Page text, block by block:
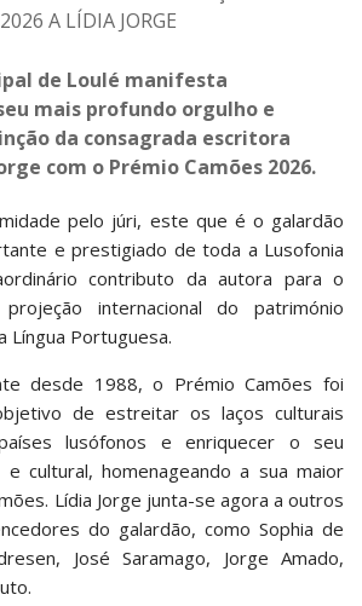
de Loulé manifesta
mais profundo orgulho e
da consagrada escritora
com o Prémio Camões 2026.
pelo júri, este que é o galardão
e prestigiado de toda a Lusofonia
contributo da autora para o
internacional do património
Língua Portuguesa.
desde 1988, o Prémio Camões foi
de estreitar os laços culturais
lusófonos e enriquecer o seu
cultural, homenageando a sua maior
Lídia Jorge junta-se agora a outros
do galardão, como Sophia de
José Saramago, Jorge Amado,